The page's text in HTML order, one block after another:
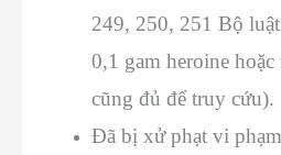
249, 250, 251 Bộ
0,1 gam heroine hoặc
cũng đủ để truy cứu).
Đã bị xử phạt vi